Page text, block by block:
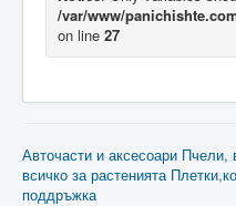
/var/www/
on line 27
Авточасти и аксесоари Пчели,
всичко за растенията
поддръжка